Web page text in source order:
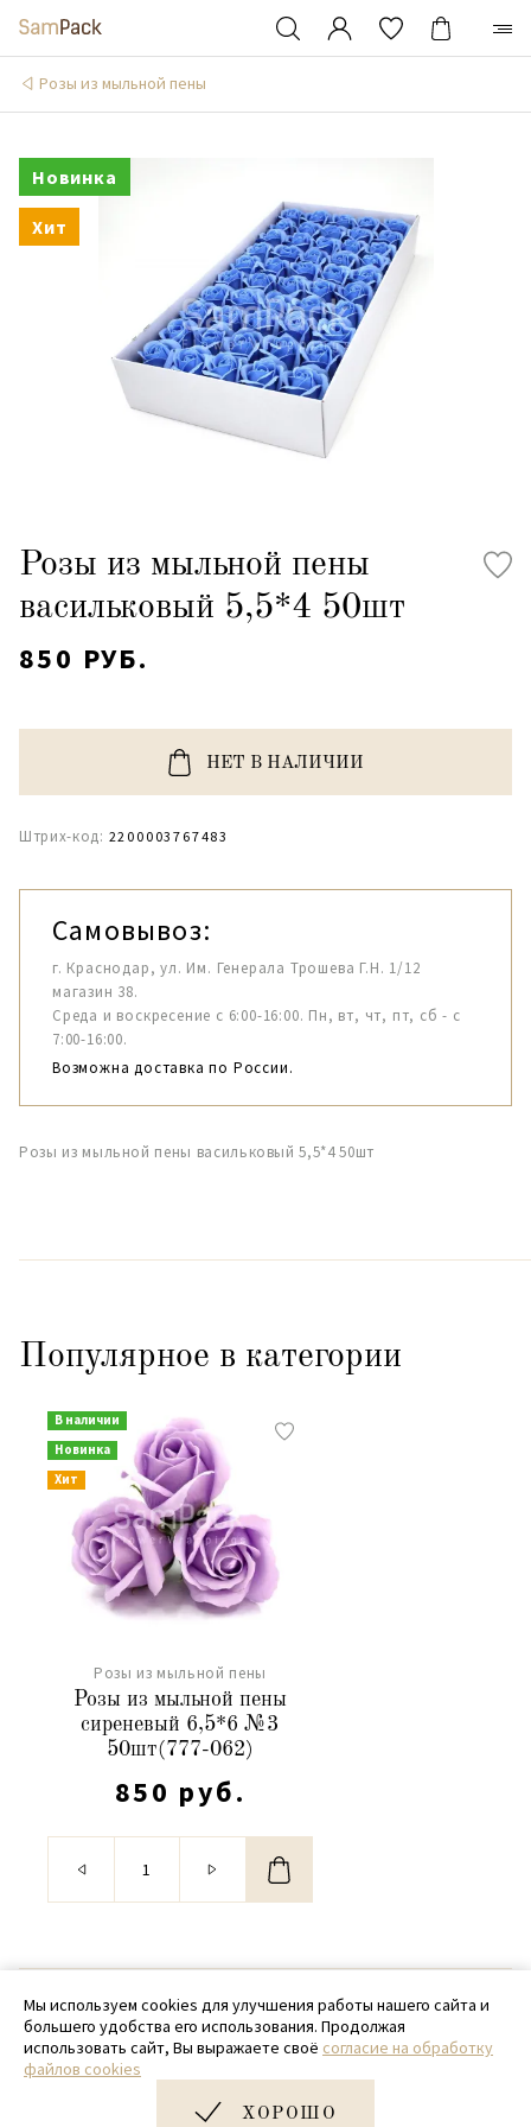
Розы из мыльной пены
Новинка
Хит
Розы из мыльной пены
васильковый 5,5*4 50шт
850 РУБ.
НЕТ В НАЛИЧИИ
Штрих-код: 2200003767483
Самовывоз:
г. Краснодар, ул. Им. Генерала Трошева Г.Н. 1/12
магазин 38.
Среда и воскресение с 6:00-16:00. Пн, вт, чт, пт, сб - с
7:00-16:00.
Возможна доставка по России.
Розы из мыльной пены васильковый 5,5*4 50шт
Популярное в категории
В наличии
Новинка
Хит
Розы из мыльной пены
Розы из мыльной пены
сиреневый 6,5*6 №3
50шт(777-062)
850 руб.
© 2020 - 2026 SamPack
+ 7 (918) 699-97-87
zakaz@sampack.store
Мы используем cookies для улучшения работы нашего сайта и
большего удобства его использования. Продолжая
использовать сайт, Вы выражаете своё согласие на обработку
файлов cookies
ХОРОШО